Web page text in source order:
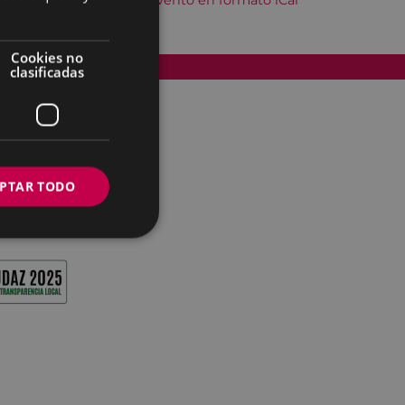
Accesibilidad
Cookies no
clasificadas
TODO